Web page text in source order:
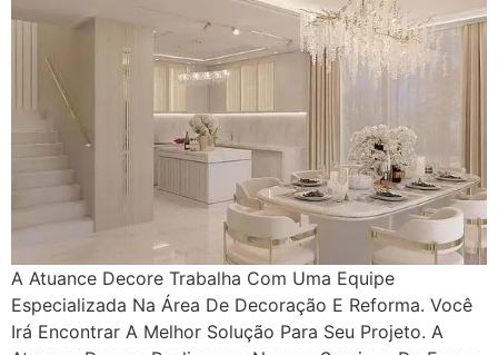
A Atuance Decore Trabalha Com Uma Equipe
Especializada Na Área De Decoração E Reforma. Você
Irá Encontrar A Melhor Solução Para Seu Projeto. A